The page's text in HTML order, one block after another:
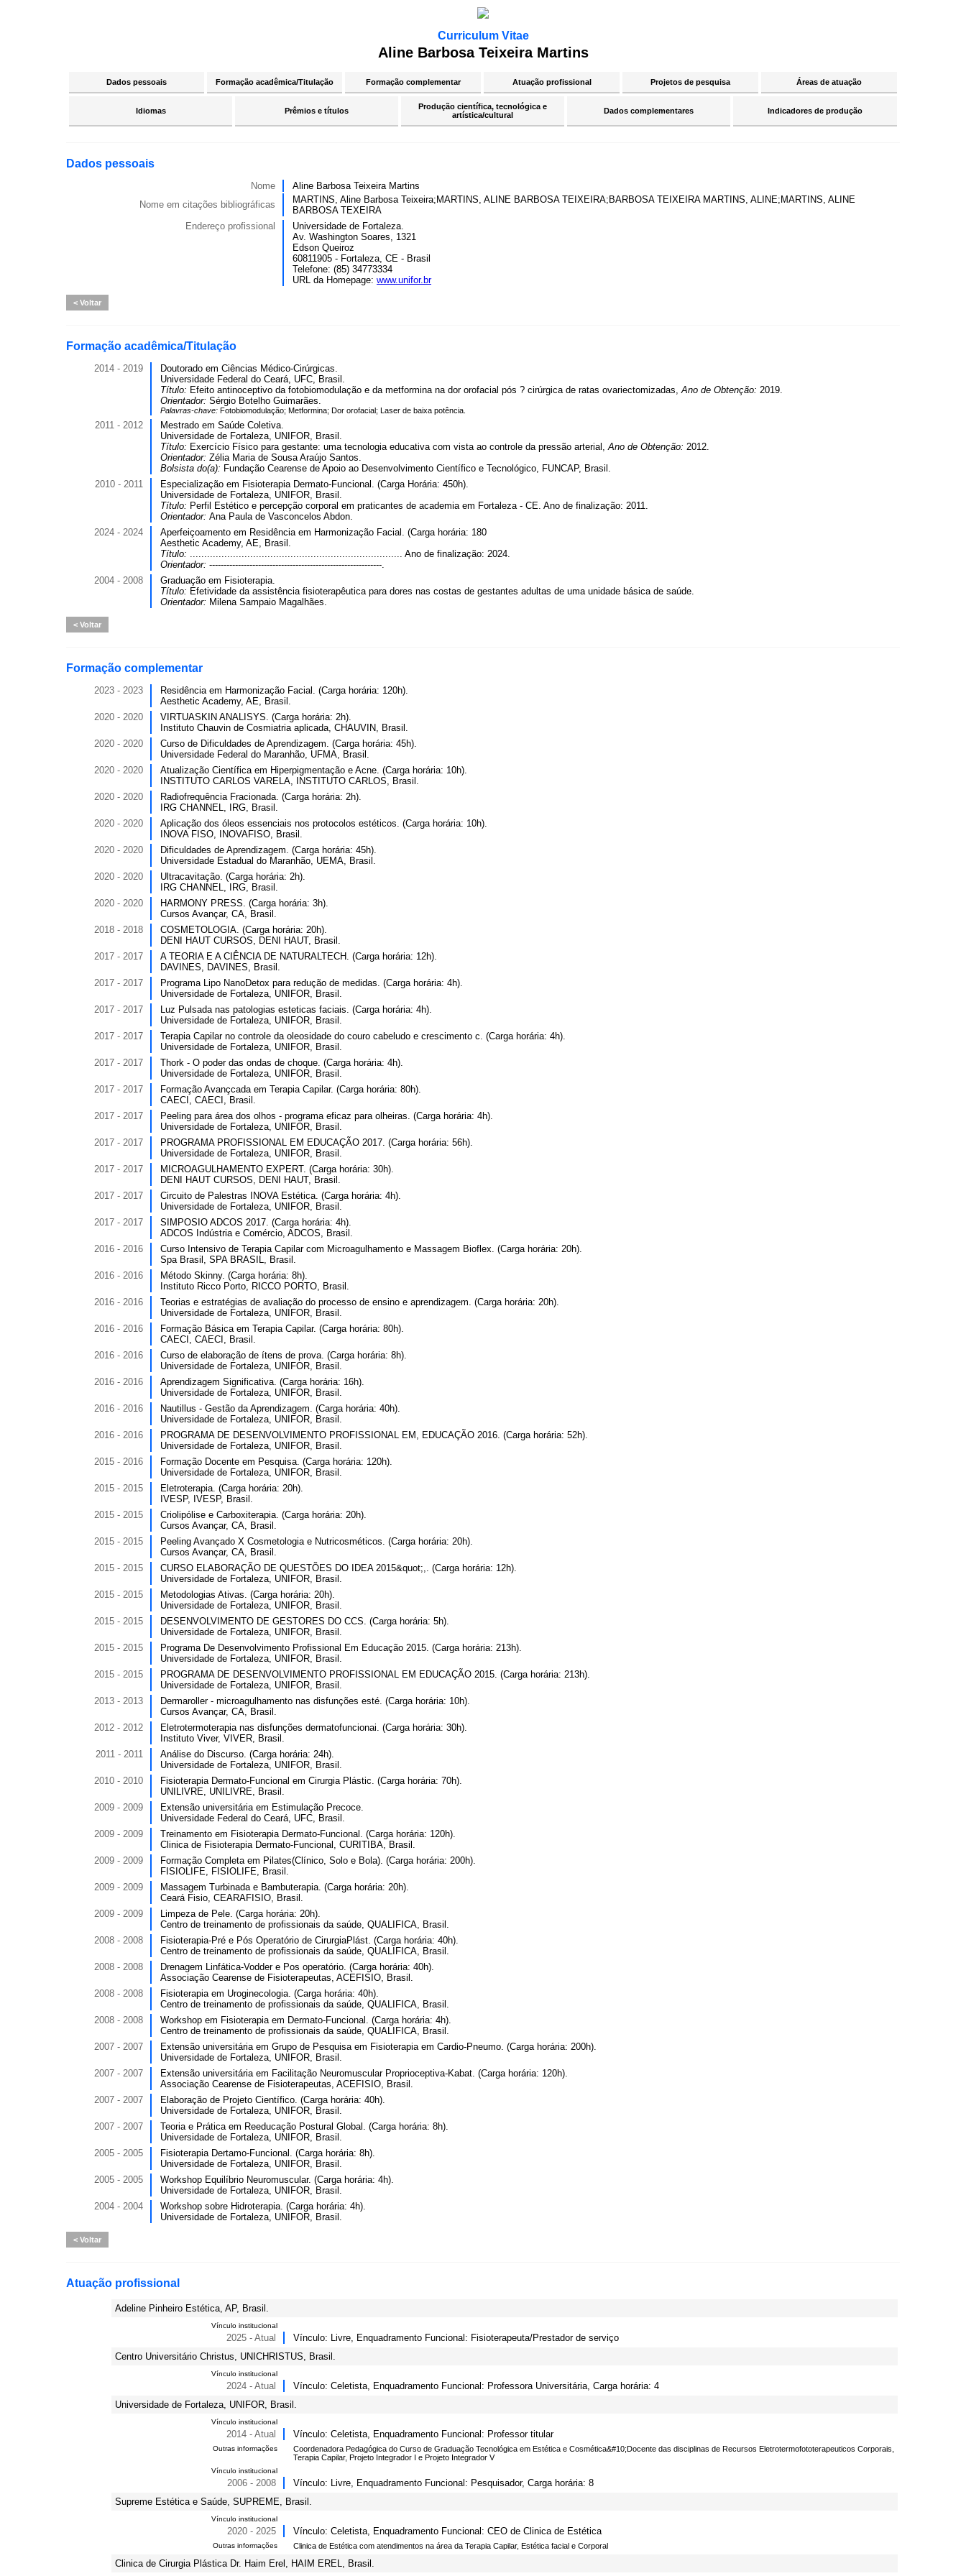
Curriculum Vitae
Aline Barbosa Teixeira Martins
Dados pessoais Formação acadêmica/Titulação Formação complementar Atuação profissional Projetos de pesquisa Áreas de atuação
Idiomas Prêmios e títulos
Produção científica, tecnológica e
artística/cultural
Dados complementares Indicadores de produção
Dados pessoais
Nome
Aline Barbosa Teixeira Martins
Nome em citações bibliográficas
MARTINS, Aline Barbosa Teixeira;MARTINS, ALINE BARBOSA TEIXEIRA;BARBOSA TEIXEIRA MARTINS, ALINE;MARTINS, ALINE
BARBOSA TEXEIRA
Endereço profissional
Universidade de Fortaleza.
Av. Washington Soares, 1321
Edson Queiroz
60811905 - Fortaleza, CE - Brasil
Telefone: (85) 34773334
URL da Homepage: www.unifor.br
Voltar
Formação acadêmica/Titulação
2014 - 2019
Doutorado em Ciências Médico-Cirúrgicas.
Universidade Federal do Ceará, UFC, Brasil.
Título: Efeito antinoceptivo da fotobiomodulação e da metformina na dor orofacial pós ? cirúrgica de ratas ovariectomizadas,Ano de Obtenção: 2019.
Orientador: Sérgio Botelho Guimarães.
Palavras-chave: Fotobiomodulação; Metformina; Dor orofacial; Laser de baixa potência.
2011 - 2012
Mestrado em Saúde Coletiva.
Universidade de Fortaleza, UNIFOR, Brasil.
Título: Exercício Físico para gestante: uma tecnologia educativa com vista ao controle da pressão arterial,Ano de Obtenção: 2012.
Orientador: Zélia Maria de Sousa Araújo Santos.
Bolsista do(a): Fundação Cearense de Apoio ao Desenvolvimento Científico e Tecnológico, FUNCAP, Brasil.
2010 - 2011
Especialização em Fisioterapia Dermato-Funcional. (Carga Horária: 450h).
Universidade de Fortaleza, UNIFOR, Brasil.
Título: Perfil Estético e percepção corporal em praticantes de academia em Fortaleza - CE. Ano de finalização: 2011.
Orientador: Ana Paula de Vasconcelos Abdon.
2024 - 2024
Aperfeiçoamento em Residência em Harmonização Facial. (Carga horária: 180
Aesthetic Academy, AE, Brasil.
Título: .......................................................................... Ano de finalização: 2024.
Orientador: ------------------------------------------------------------.
2004 - 2008
Graduação em Fisioterapia.
Título: Efetividade da assistência fisioterapêutica para dores nas costas de gestantes adultas de uma unidade básica de saúde.
Orientador: Milena Sampaio Magalhães.
Voltar
Formação complementar
2023 - 2023
Residência em Harmonização Facial. (Carga horária: 120h).
Aesthetic Academy, AE, Brasil.
2020 - 2020
VIRTUASKIN ANALISYS. (Carga horária: 2h).
Instituto Chauvin de Cosmiatria aplicada, CHAUVIN, Brasil.
2020 - 2020
Curso de Dificuldades de Aprendizagem. (Carga horária: 45h).
Universidade Federal do Maranhão, UFMA, Brasil.
2020 - 2020
Atualização Científica em Hiperpigmentação e Acne. (Carga horária: 10h).
INSTITUTO CARLOS VARELA, INSTITUTO CARLOS, Brasil.
2020 - 2020
Radiofrequência Fracionada. (Carga horária: 2h).
IRG CHANNEL, IRG, Brasil.
2020 - 2020
Aplicação dos óleos essenciais nos protocolos estéticos. (Carga horária: 10h).
INOVA FISO, INOVAFISO, Brasil.
2020 - 2020
Dificuldades de Aprendizagem. (Carga horária: 45h).
Universidade Estadual do Maranhão, UEMA, Brasil.
2020 - 2020
Ultracavitação. (Carga horária: 2h).
IRG CHANNEL, IRG, Brasil.
2020 - 2020
HARMONY PRESS. (Carga horária: 3h).
Cursos Avançar, CA, Brasil.
2018 - 2018
COSMETOLOGIA. (Carga horária: 20h).
DENI HAUT CURSOS, DENI HAUT, Brasil.
2017 - 2017
A TEORIA E A CIÊNCIA DE NATURALTECH. (Carga horária: 12h).
DAVINES, DAVINES, Brasil.
2017 - 2017
Programa Lipo NanoDetox para redução de medidas. (Carga horária: 4h).
Universidade de Fortaleza, UNIFOR, Brasil.
2017 - 2017
Luz Pulsada nas patologias esteticas faciais. (Carga horária: 4h).
Universidade de Fortaleza, UNIFOR, Brasil.
2017 - 2017
Terapia Capilar no controle da oleosidade do couro cabeludo e crescimento c. (Carga horária: 4h).
Universidade de Fortaleza, UNIFOR, Brasil.
2017 - 2017
Thork - O poder das ondas de choque. (Carga horária: 4h).
Universidade de Fortaleza, UNIFOR, Brasil.
2017 - 2017
Formação Avançcada em Terapia Capilar. (Carga horária: 80h).
CAECI, CAECI, Brasil.
2017 - 2017
Peeling para área dos olhos - programa eficaz para olheiras. (Carga horária: 4h).
Universidade de Fortaleza, UNIFOR, Brasil.
2017 - 2017
PROGRAMA PROFISSIONAL EM EDUCAÇÃO 2017. (Carga horária: 56h).
Universidade de Fortaleza, UNIFOR, Brasil.
2017 - 2017
MICROAGULHAMENTO EXPERT. (Carga horária: 30h).
DENI HAUT CURSOS, DENI HAUT, Brasil.
2017 - 2017
Circuito de Palestras INOVA Estética. (Carga horária: 4h).
Universidade de Fortaleza, UNIFOR, Brasil.
2017 - 2017
SIMPOSIO ADCOS 2017. (Carga horária: 4h).
ADCOS Indústria e Comércio, ADCOS, Brasil.
2016 - 2016
Curso Intensivo de Terapia Capilar com Microagulhamento e Massagem Bioflex. (Carga horária: 20h).
Spa Brasil, SPA BRASIL, Brasil.
2016 - 2016
Método Skinny. (Carga horária: 8h).
Instituto Ricco Porto, RICCO PORTO, Brasil.
2016 - 2016
Teorias e estratégias de avaliação do processo de ensino e aprendizagem. (Carga horária: 20h).
Universidade de Fortaleza, UNIFOR, Brasil.
2016 - 2016
Formação Básica em Terapia Capilar. (Carga horária: 80h).
CAECI, CAECI, Brasil.
2016 - 2016
Curso de elaboração de ítens de prova. (Carga horária: 8h).
Universidade de Fortaleza, UNIFOR, Brasil.
2016 - 2016
Aprendizagem Significativa. (Carga horária: 16h).
Universidade de Fortaleza, UNIFOR, Brasil.
2016 - 2016
Nautillus - Gestão da Aprendizagem. (Carga horária: 40h).
Universidade de Fortaleza, UNIFOR, Brasil.
2016 - 2016
PROGRAMA DE DESENVOLVIMENTO PROFISSIONAL EM, EDUCAÇÃO 2016. (Carga horária: 52h).
Universidade de Fortaleza, UNIFOR, Brasil.
2015 - 2016
Formação Docente em Pesquisa. (Carga horária: 120h).
Universidade de Fortaleza, UNIFOR, Brasil.
2015 - 2015
Eletroterapia. (Carga horária: 20h).
IVESP, IVESP, Brasil.
2015 - 2015
Criolipólise e Carboxiterapia. (Carga horária: 20h).
Cursos Avançar, CA, Brasil.
2015 - 2015
Peeling Avançado X Cosmetologia e Nutricosméticos. (Carga horária: 20h).
Cursos Avançar, CA, Brasil.
2015 - 2015
CURSO ELABORAÇÃO DE QUESTÕES DO IDEA 2015&quot;,. (Carga horária: 12h).
Universidade de Fortaleza, UNIFOR, Brasil.
2015 - 2015
Metodologias Ativas. (Carga horária: 20h).
Universidade de Fortaleza, UNIFOR, Brasil.
2015 - 2015
DESENVOLVIMENTO DE GESTORES DO CCS. (Carga horária: 5h).
Universidade de Fortaleza, UNIFOR, Brasil.
2015 - 2015
Programa De Desenvolvimento Profissional Em Educação 2015. (Carga horária: 213h).
Universidade de Fortaleza, UNIFOR, Brasil.
2015 - 2015
PROGRAMA DE DESENVOLVIMENTO PROFISSIONAL EM EDUCAÇÃO 2015. (Carga horária: 213h).
Universidade de Fortaleza, UNIFOR, Brasil.
2013 - 2013
Dermaroller - microagulhamento nas disfunções esté. (Carga horária: 10h).
Cursos Avançar, CA, Brasil.
2012 - 2012
Eletrotermoterapia nas disfunções dermatofuncionai. (Carga horária: 30h).
Instituto Viver, VIVER, Brasil.
2011 - 2011
Análise do Discurso. (Carga horária: 24h).
Universidade de Fortaleza, UNIFOR, Brasil.
2010 - 2010
Fisioterapia Dermato-Funcional em Cirurgia Plástic. (Carga horária: 70h).
UNILIVRE, UNILIVRE, Brasil.
2009 - 2009
Extensão universitária em Estimulação Precoce.
Universidade Federal do Ceará, UFC, Brasil.
2009 - 2009
Treinamento em Fisioterapia Dermato-Funcional. (Carga horária: 120h).
Clinica de Fisioterapia Dermato-Funcional, CURITIBA, Brasil.
2009 - 2009
Formação Completa em Pilates(Clínico, Solo e Bola). (Carga horária: 200h).
FISIOLIFE, FISIOLIFE, Brasil.
2009 - 2009
Massagem Turbinada e Bambuterapia. (Carga horária: 20h).
Ceará Fisio, CEARAFISIO, Brasil.
2009 - 2009
Limpeza de Pele. (Carga horária: 20h).
Centro de treinamento de profissionais da saúde, QUALIFICA, Brasil.
2008 - 2008
Fisioterapia-Pré e Pós Operatório de CirurgiaPlást. (Carga horária: 40h).
Centro de treinamento de profissionais da saúde, QUALIFICA, Brasil.
2008 - 2008
Drenagem Linfática-Vodder e Pos operatório. (Carga horária: 40h).
Associação Cearense de Fisioterapeutas, ACEFISIO, Brasil.
2008 - 2008
Fisioterapia em Uroginecologia. (Carga horária: 40h).
Centro de treinamento de profissionais da saúde, QUALIFICA, Brasil.
2008 - 2008
Workshop em Fisioterapia em Dermato-Funcional. (Carga horária: 4h).
Centro de treinamento de profissionais da saúde, QUALIFICA, Brasil.
2007 - 2007
Extensão universitária em Grupo de Pesquisa em Fisioterapia em Cardio-Pneumo. (Carga horária: 200h).
Universidade de Fortaleza, UNIFOR, Brasil.
2007 - 2007
Extensão universitária em Facilitação Neuromuscular Proprioceptiva-Kabat. (Carga horária: 120h).
Associação Cearense de Fisioterapeutas, ACEFISIO, Brasil.
2007 - 2007
Elaboração de Projeto Científico. (Carga horária: 40h).
Universidade de Fortaleza, UNIFOR, Brasil.
2007 - 2007
Teoria e Prática em Reeducação Postural Global. (Carga horária: 8h).
Universidade de Fortaleza, UNIFOR, Brasil.
2005 - 2005
Fisioterapia Dertamo-Funcional. (Carga horária: 8h).
Universidade de Fortaleza, UNIFOR, Brasil.
2005 - 2005
Workshop Equilíbrio Neuromuscular. (Carga horária: 4h).
Universidade de Fortaleza, UNIFOR, Brasil.
2004 - 2004
Workshop sobre Hidroterapia. (Carga horária: 4h).
Universidade de Fortaleza, UNIFOR, Brasil.
Voltar
Atuação profissional
Adeline Pinheiro Estética, AP, Brasil.
Vínculo institucional
2025 - Atual
Vínculo: Livre, Enquadramento Funcional: Fisioterapeuta/Prestador de serviço
Centro Universitário Christus, UNICHRISTUS, Brasil.
Vínculo institucional
2024 - Atual
Vínculo: Celetista, Enquadramento Funcional: Professora Universitária, Carga horária: 4
Universidade de Fortaleza, UNIFOR, Brasil.
Vínculo institucional
2014 - Atual Vínculo: Celetista, Enquadramento Funcional: Professor titular
Outras informações
Coordenadora Pedagógica do Curso de Graduação Tecnológica em Estética e Cosmética&#10;Docente das disciplinas de Recursos Eletrotermofototerapeuticos Corporais,
Terapia Capilar, Projeto Integrador I e Projeto Integrador V
Vínculo institucional
2006 - 2008
Vínculo: Livre, Enquadramento Funcional: Pesquisador, Carga horária: 8
Supreme Estética e Saúde, SUPREME, Brasil.
Vínculo institucional
2020 - 2025 Vínculo: Celetista, Enquadramento Funcional: CEO de Clinica de Estética
Outras informações Clinica de Estética com atendimentos na área da Terapia Capilar, Estética facial e Corporal
Clinica de Cirurgia Plástica Dr. Haim Erel, HAIM EREL, Brasil.